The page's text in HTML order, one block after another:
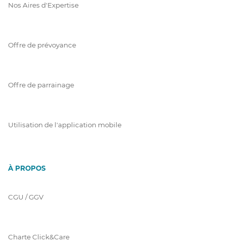
Nos Aires d'Expertise
Offre de prévoyance
Offre de parrainage
Utilisation de l'application mobile
À PROPOS
CGU / GGV
Charte Click&Care